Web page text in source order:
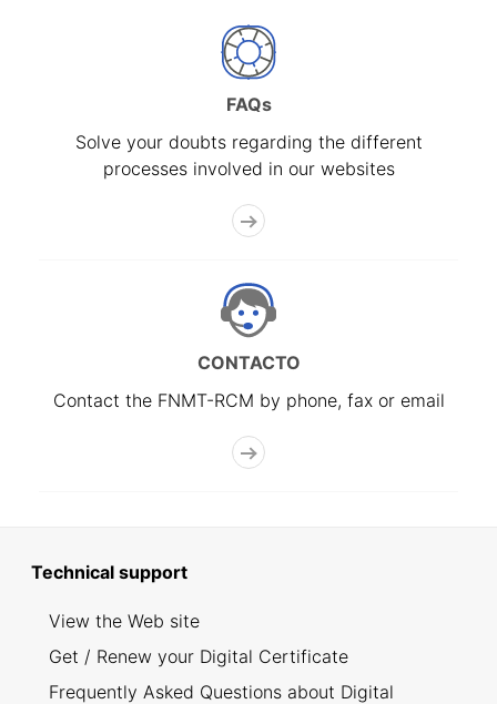
FAQs
Solve your doubts regarding the different
processes involved in our websites
CONTACTO
Contact the FNMT-RCM by phone, fax or email
Technical support
View the Web site
Get / Renew your Digital Certificate
Frequently Asked Questions about Digital